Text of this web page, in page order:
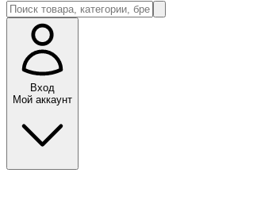
Вход
Мой аккаунт